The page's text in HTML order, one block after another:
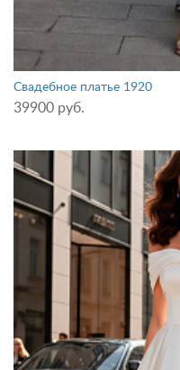
Свадебное платье 1920
39900 руб.